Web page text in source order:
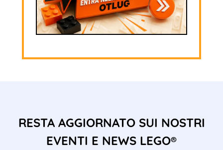
RESTA AGGIORNATO SUI NOSTRI
EVENTI E NEWS LEGO®